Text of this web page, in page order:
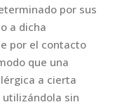
por sus
a dicha
por el contacto
que una
a cierta
sin